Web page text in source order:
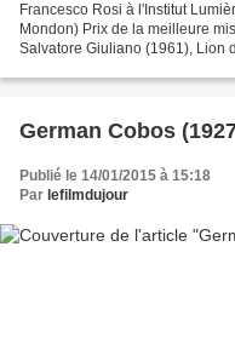
Francesco Rosi à l'Institut
Mondon) Prix de la meilleure
Salvatore Giuliano (1961), Lion
German Cobos
Publié le 14/01/2015 à 15:18
Par lefilmdujour